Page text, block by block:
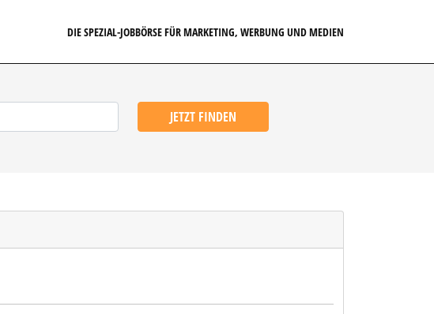
DIE SPEZIAL-JOBBÖRSE FÜR MARKETING, WERBUNG UND MEDIEN
JETZT FINDEN